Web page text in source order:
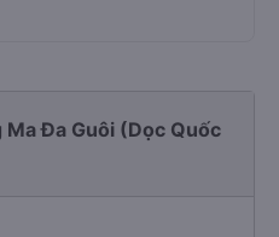
Đa Guôi (Dọc Quốc